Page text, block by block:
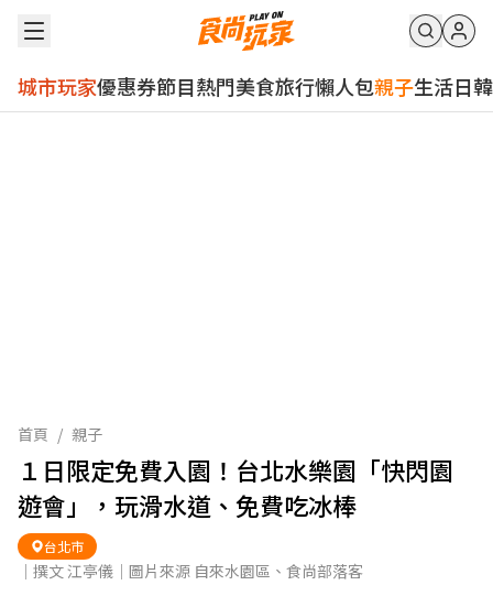
城市玩家優惠券節目熱門美食旅行懶人包親子生活日韓
首頁 / 親子
１日限定免費入園！台北水樂園「快閃園
遊會」，玩滑水道、免費吃冰棒
台北市
｜撰文 江亭儀｜圖片來源 自來水園區、食尚部落客